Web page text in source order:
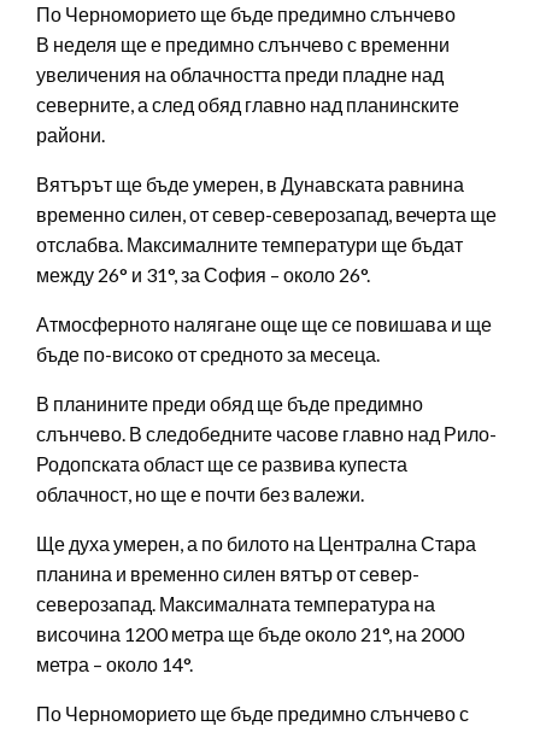
По Черноморието ще бъде предимно слънчево
В неделя ще е предимно слънчево с временни
увеличения на облачността преди пладне над
северните, а след обяд главно над планинските
райони.
Вятърът ще бъде умерен, в Дунавската равнина
временно силен, от север-северозапад, вечерта ще
отслабва. Максималните температури ще бъдат
между 26° и 31°, за София – около 26°.
Атмосферното налягане още ще се повишава и ще
бъде по-високо от средното за месеца.
В планините преди обяд ще бъде предимно
слънчево. В следобедните часове главно над Рило-
Родопската област ще се развива купеста
облачност, но ще е почти без валежи.
Ще духа умерен, а по билото на Централна Стара
планина и временно силен вятър от север-
северозапад. Максималната температура на
височина 1200 метра ще бъде около 21°, на 2000
метра – около 14°.
По Черноморието ще бъде предимно слънчево с